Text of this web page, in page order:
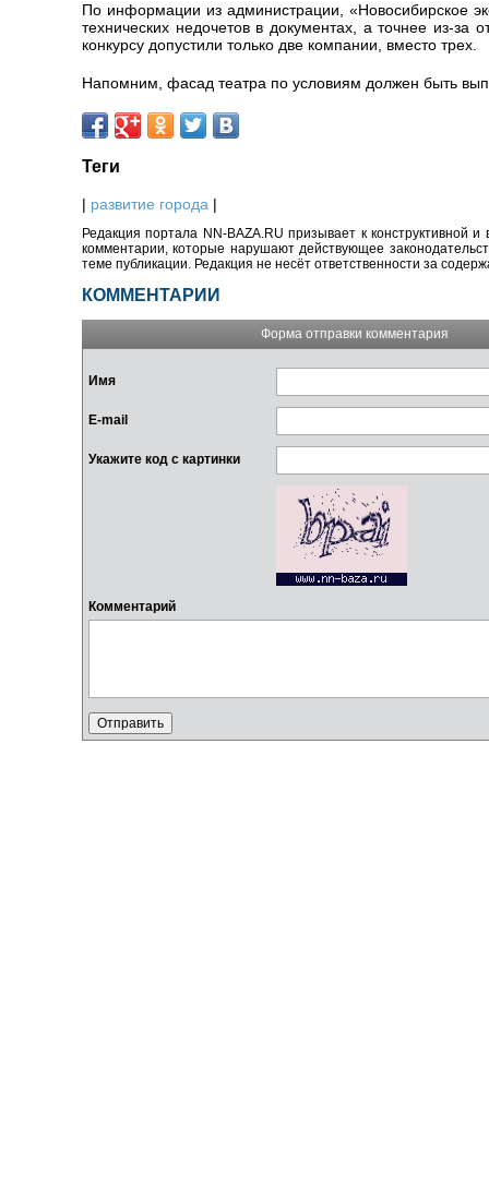
По информации из администрации, «Новосибирское
технических недочетов в документах, а точнее из-
конкурсу допустили только две компании, вместо трех.
Напомним, фасад театра по условиям должен быть
Теги
| развитие города |
Редакция портала NN-BAZA.RU призывает к конструктивной
комментарии, которые нарушают действующее
теме публикации. Редакция не несёт ответственности за
КОММЕНТАРИИ
Форма отправки комментария
Имя
E-mail
Укажите код с картинки
Комментарий